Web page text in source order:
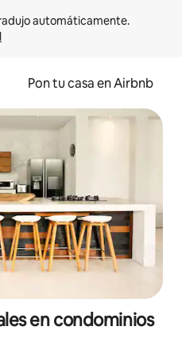
Pon tu casa en Airbnb
en condominios